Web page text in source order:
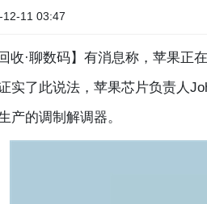
12-11 03:47
数码】有消息称，苹果正在
实了此说法，苹果芯片负责人
产的调制解调器。